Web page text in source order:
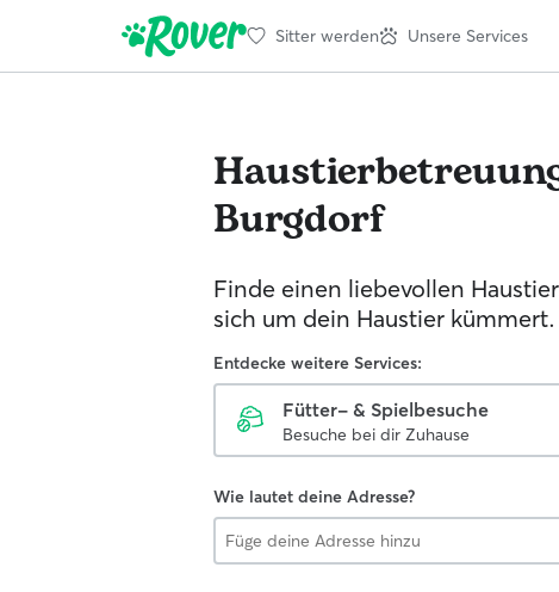
Sitter werden Unsere Services
Burgdorf
Finde einen liebevollen
sich um dein Haustier kümmert.
Entdecke weitere Services:
Fütter- & Spielbesuche
Besuche bei dir Zuhause
Wie lautet deine Adresse?